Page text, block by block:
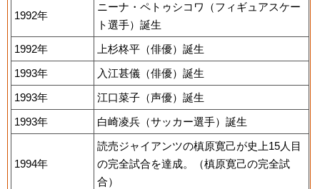
1992年
ニーナ・ペトゥシコワ（フィギュアスケー
ト選手）誕生
1992年
上杉柊平（俳優）誕生
1993年
入江甚儀（俳優）誕生
1993年
江口菜子（声優）誕生
1993年
白崎凌兵（サッカー選手）誕生
1994年
読売ジャイアンツの槙原寛己が史上15人目
の完全試合を達成。（槙原寛己の完全試
合）